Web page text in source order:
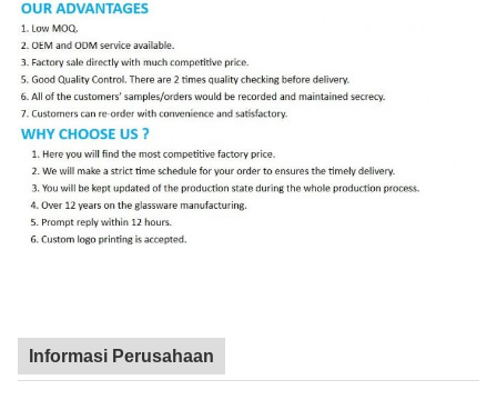
Informasi Perusahaan